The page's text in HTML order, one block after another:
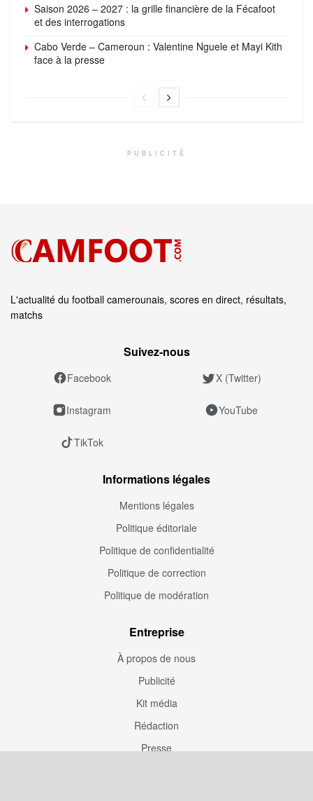
Saison 2026 – 2027 : la grille financière de la Fécafoot
et des interrogations
Cabo Verde – Cameroun : Valentine Nguele et Mayi Kith
face à la presse
PUBLICITÉ
L'actualité du football camerounais, scores en direct, résultats,
matchs
Suivez‑nous
Facebook X (Twitter)
Instagram YouTube
TikTok
Informations légales
Mentions légales
Politique éditoriale
Politique de confidentialité
Politique de correction
Politique de modération
Entreprise
À propos de nous
Publicité
Kit média
Rédaction
Presse